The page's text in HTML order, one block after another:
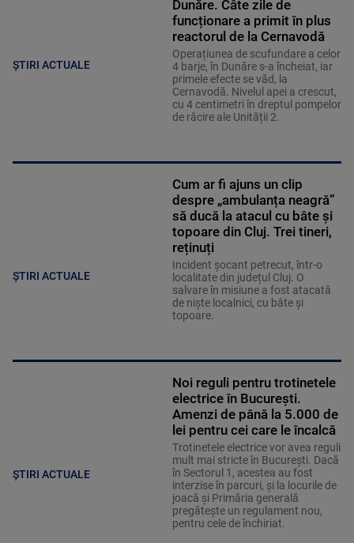
ȘTIRI ACTUALE
Dunăre. Câte zile de
funcționare a primit în plus
reactorul de la Cernavodă
Operațiunea de scufundare a celor
4 barje, în Dunăre s-a încheiat, iar
primele efecte se văd, la
Cernavodă. Nivelul apei a crescut,
cu 4 centimetri în dreptul pompelor
de răcire ale Unității 2.
ȘTIRI ACTUALE
Cum ar fi ajuns un clip
despre „ambulanța neagră”
să ducă la atacul cu bâte și
topoare din Cluj. Trei tineri,
reținuți
Incident șocant petrecut, într-o
localitate din județul Cluj. O
salvare în misiune a fost atacată
de niște localnici, cu bâte și
topoare.
ȘTIRI ACTUALE
Noi reguli pentru trotinetele
electrice în București.
Amenzi de până la 5.000 de
lei pentru cei care le încalcă
Trotinetele electrice vor avea reguli
mult mai stricte în București. Dacă
în Sectorul 1, acestea au fost
interzise în parcuri, și la locurile de
joacă și Primăria generală
pregătește un regulament nou,
pentru cele de închiriat.